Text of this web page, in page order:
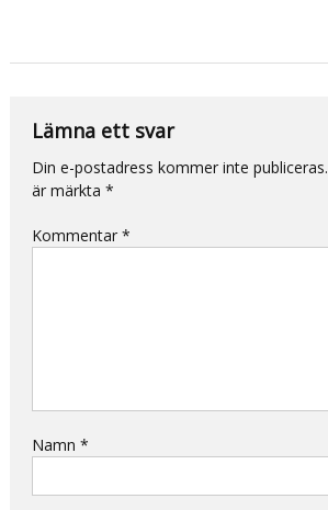
Lämna ett svar
Din e-postadress kommer inte publiceras.
är märkta *
Kommentar *
Namn *